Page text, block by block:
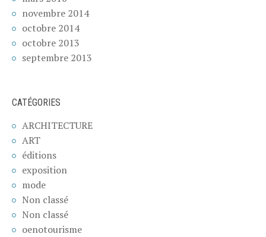
novembre 2014
octobre 2014
octobre 2013
septembre 2013
CATÉGORIES
ARCHITECTURE
ART
éditions
exposition
mode
Non classé
Non classé
oenotourisme